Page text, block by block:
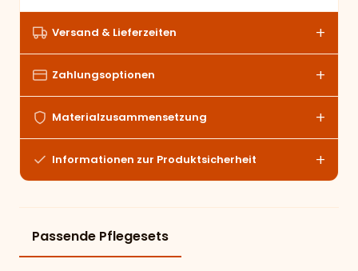
Versand & Lieferzeiten
Zahlungsoptionen
Materialzusammensetzung
Informationen zur Produktsicherheit
Passende Pflegesets